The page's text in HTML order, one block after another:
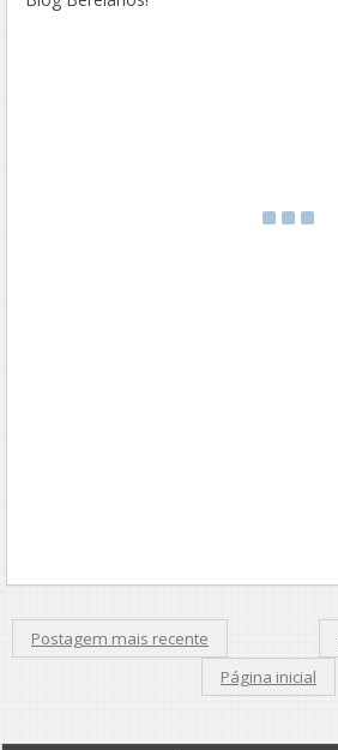
Postagem mais recente
Página inicial